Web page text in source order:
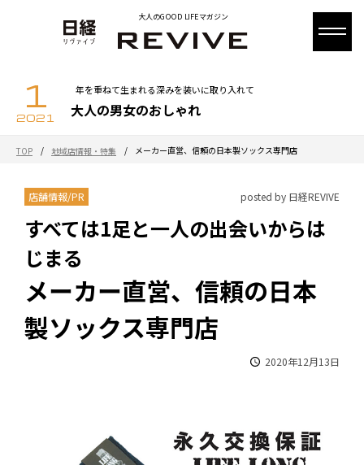
大人のGOOD LIFEマガジン
1
2021
年を重ねて生まれる深みを装いに取り入れて
大人の男女のおしゃれ
TOP / 地域店情報・特集 / メーカー直営、信頼の日本製ソックス専門店
店舗情報/PR posted by 日経REVIVE
すべては1足と一人の出会いからは
じまる
メーカー直営、信頼の日本
製ソックス専門店
2020年12月13日